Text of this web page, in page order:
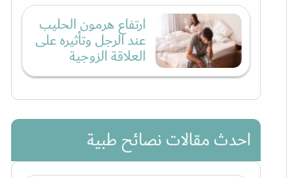
ارتفاع هرمون الحليب
عند الرجل وتأثيره على
العلاقة الزوجية
احدث مقالات نصائح طبية